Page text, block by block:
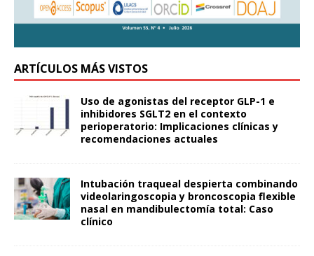
ARTÍCULOS MÁS VISTOS
Uso de agonistas del receptor GLP-1 e
inhibidores SGLT2 en el contexto
perioperatorio: Implicaciones clínicas y
recomendaciones actuales
Intubación traqueal despierta combinando
videolaringoscopia y broncoscopia flexible
nasal en mandibulectomía total: Caso
clínico